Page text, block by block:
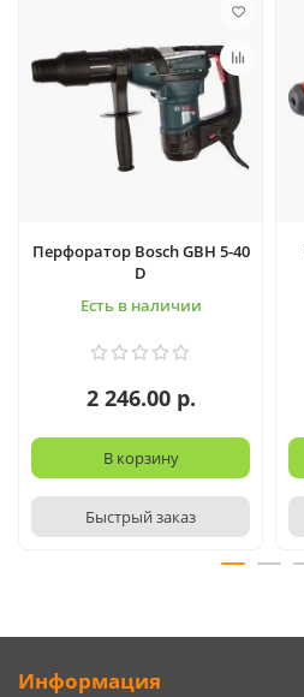
Перфоратор Bosch GBH 5-40
D
Есть в наличии
2 246.00 р.
В корзину
Быстрый заказ
Информация